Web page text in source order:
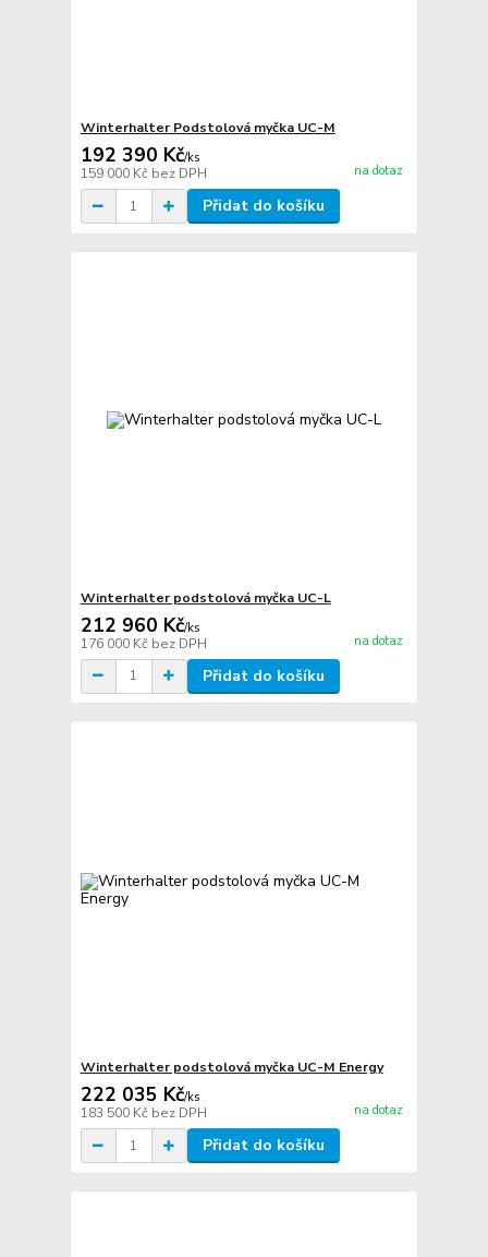
Winterhalter Podstolová myčka UC-M
192 390 Kč/ks
159 000 Kč bez DPH na dotaz
Přidat do košíku
Winterhalter podstolová myčka UC-L
212 960 Kč/ks
176 000 Kč bez DPH na dotaz
Přidat do košíku
Winterhalter podstolová myčka UC-M Energy
222 035 Kč/ks
183 500 Kč bez DPH na dotaz
Přidat do košíku